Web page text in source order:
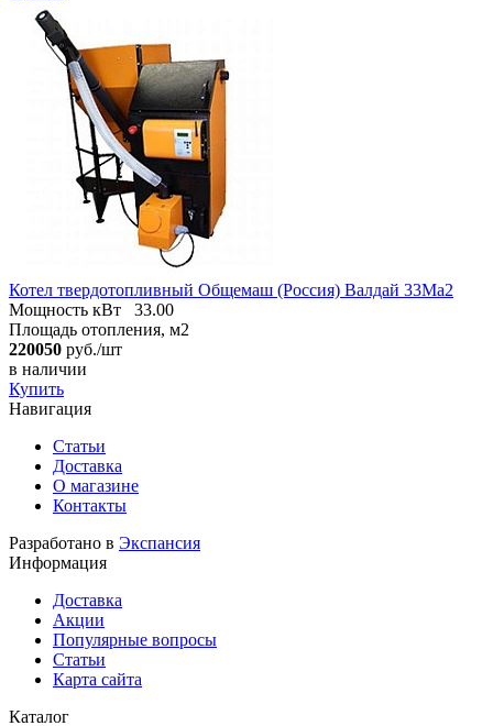
Котел твердотопливный Общемаш (Россия) Валдай 33Ма2
Мощность кВт
33.00
Площадь отопления, м2
220050 руб./шт
в наличии
Купить
Навигация
Статьи
Доставка
О магазине
Контакты
Разработано в Экспансия
Информация
Доставка
Акции
Популярные вопросы
Статьи
Карта сайта
Каталог